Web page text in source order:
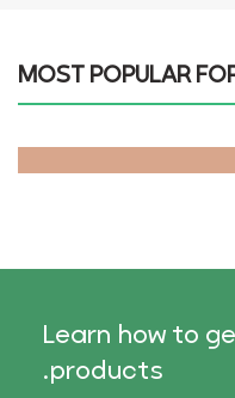
MOST POPULAR
Discount On
Collection
Learn how to
products.